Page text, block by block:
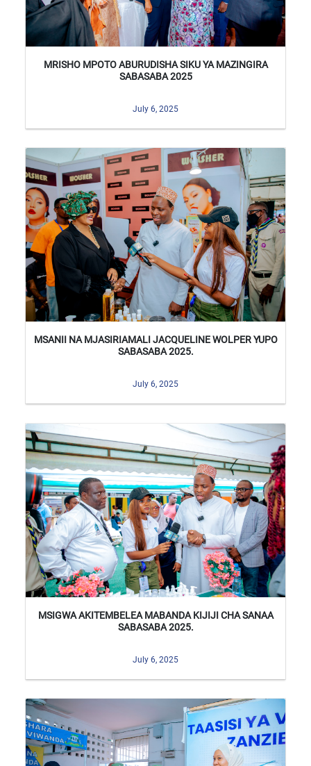
MRISHO MPOTO ABURUDISHA SIKU YA MAZINGIRA
SABASABA 2025
July 6, 2025
MSANII NA MJASIRIAMALI JACQUELINE WOLPER YUPO
SABASABA 2025.
July 6, 2025
MSIGWA AKITEMBELEA MABANDA KIJIJI CHA SANAA
SABASABA 2025.
July 6, 2025